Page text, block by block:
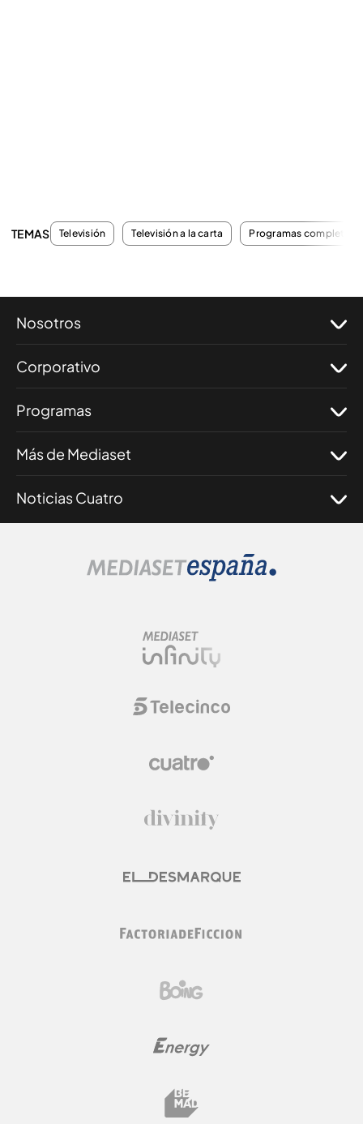
TEMAS Televisión Televisión a la carta Programas completos
Nosotros
Corporativo
Programas
Más de Mediaset
Noticias Cuatro